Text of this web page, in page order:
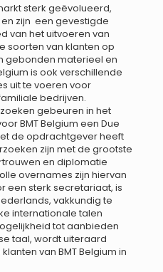
sterk geëvolueerd,
en zijn een gevestigde
van het uitvoeren van
soorten van klanten op
gebonden materieel en
is ook verschillende
uit te voeren voor
bedrijven.
gebeuren in het
BMT Belgium een Due
de opdrachtgever heeft
zijn met de grootste
en diplomatie
overnames zijn hiervan
een sterk secretariaat, is
vakkundig te
internationale talen
tot aanbieden
taal, wordt uiteraard
van BMT Belgium in